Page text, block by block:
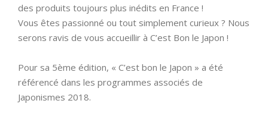
des produits toujours plus inédits en France !
Vous êtes passionné ou tout simplement curieux ? Nous
serons ravis de vous accueillir à C’est Bon le Japon !
Pour sa 5ème édition, « C’est bon le Japon » a été
référencé dans les programmes associés de
Japonismes 2018.